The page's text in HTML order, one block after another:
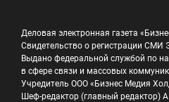
Деловая электронная газета
Свидетельство о регистрации
Выдано федеральной службой по
в сфере связи и массовых
Учредитель ООО «Бизнес Медия
Шеф-редактор (главный редактор)